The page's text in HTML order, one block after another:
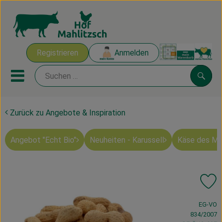
Registrieren Anmelden
Mobiles Menu öffnen oder
Ökokisten
Mahlitzscher Produkte
Obst & Gemüse
Zurück zu Angebote & Inspiration
Angebot "Echt Bio" Neuheiten - Karussell Käse des
, Verband:
EG-VO
834/2007